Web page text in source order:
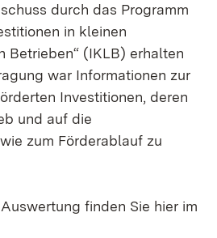
durch das Programm
in kleinen
Betrieben“ (IKLB) erhalten
war Informationen zur
Investitionen, deren
und auf die
zum Förderablauf zu
finden Sie hier im